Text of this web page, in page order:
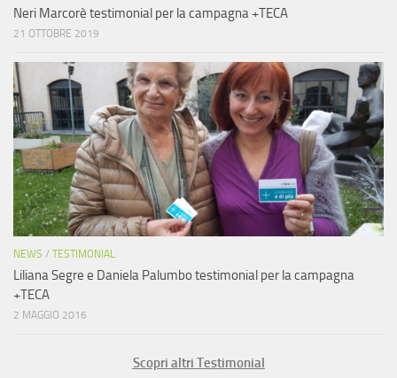
Neri Marcorè testimonial per la campagna +TECA
21 OTTOBRE 2019
NEWS / TESTIMONIAL
Liliana Segre e Daniela Palumbo testimonial per la campagna
+TECA
2 MAGGIO 2016
Scopri altri Testimonial